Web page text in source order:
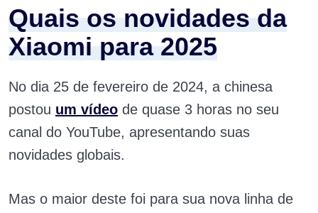
Quais os novidades da
Xiaomi para 2025
No dia 25 de fevereiro de 2024, a chinesa
postou um vídeo de quase 3 horas no seu
canal do YouTube, apresentando suas
novidades globais.
Mas o maior deste foi para sua nova linha de